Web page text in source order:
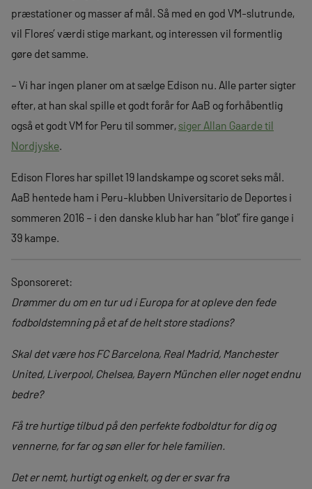
præstationer og masser af mål. Så med en god VM-slutrunde,
vil Flores’ værdi stige markant, og interessen vil formentlig
gøre det samme.
– Vi har ingen planer om at sælge Edison nu. Alle parter sigter
efter, at han skal spille et godt forår for AaB og forhåbentlig
også et godt VM for Peru til sommer, siger Allan Gaarde til
Nordjyske.
Edison Flores har spillet 19 landskampe og scoret seks mål.
AaB hentede ham i Peru-klubben Universitario de Deportes i
sommeren 2016 – i den danske klub har han “blot” fire gange i
39 kampe.
Sponsoreret:
Drømmer du om en tur ud i Europa for at opleve den fede
fodboldstemning på et af de helt store stadions?
Skal det være hos FC Barcelona, Real Madrid, Manchester
United, Liverpool, Chelsea, Bayern München eller noget endnu
bedre?
Få tre hurtige tilbud på den perfekte fodboldtur for dig og
vennerne, for far og søn eller for hele familien.
Det er nemt, hurtigt og enkelt, og der er svar fra